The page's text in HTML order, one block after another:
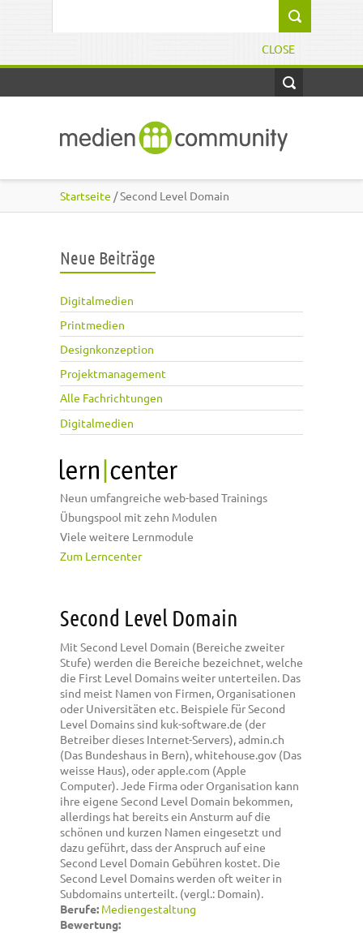
CLOSE
Startseite / Second Level Domain
Neue Beiträge
Digitalmedien
Printmedien
Designkonzeption
Projektmanagement
Alle Fachrichtungen
Digitalmedien
Neun umfangreiche web-based Trainings
Übungspool mit zehn Modulen
Viele weitere Lernmodule
Zum Lerncenter
Second Level Domain
Mit Second Level Domain (Bereiche zweiter
Stufe) werden die Bereiche bezeichnet, welche
die First Level Domains weiter unterteilen. Das
sind meist Namen von Firmen, Organisationen
oder Universitäten etc. Beispiele für Second
Level Domains sind kuk-software.de (der
Betreiber dieses Internet-Servers), admin.ch
(Das Bundeshaus in Bern), whitehouse.gov (Das
weisse Haus), oder apple.com (Apple
Computer). Jede Firma oder Organisation kann
ihre eigene Second Level Domain bekommen,
allerdings hat bereits ein Ansturm auf die
schönen und kurzen Namen eingesetzt und
dazu geführt, dass der Anspruch auf eine
Second Level Domain Gebühren kostet. Die
Second Level Domains werden oft weiter in
Subdomains unterteilt. (vergl.: Domain).
Berufe: Mediengestaltung
Bewertung: